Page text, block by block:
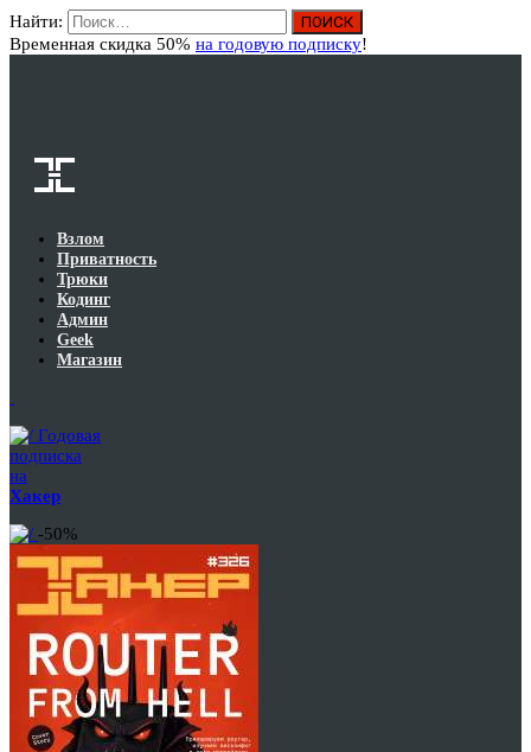
Найти:
Временная скидка 50% на годовую подписку!
Взлом
Приватность
Трюки
Кодинг
Админ
Geek
Магазин
Годовая
подписка
на
Хакер
-50%